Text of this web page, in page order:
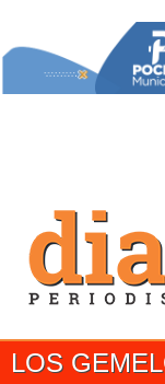
LOS